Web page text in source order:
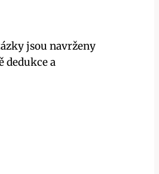
jsou navrženy
dedukce a